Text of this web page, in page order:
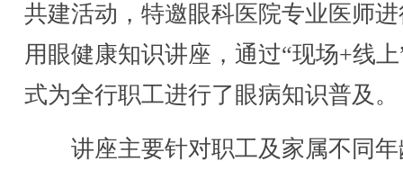
共建活动，特邀眼科医院专业医师
用眼健康知识讲座，通过“现场+线
式为全行职工进行了眼病知识普及。
讲座主要针对职工及家属不同年